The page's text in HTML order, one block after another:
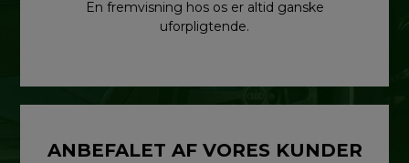
En fremvisning hos os er altid ganske
uforpligtende.
ANBEFALET AF VORES KUNDER